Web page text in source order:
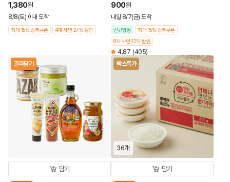
1,380원
8/8(토) 이내 도착
최대 15% 중복쿠폰 4개 사면 27% 할인
900원
내일 8/7(금) 도착
신규입점
최대 15% 중복쿠폰
8개 사면 12% 할인
4.87 (405)
골라담기
담기
박스특가
36개
담기